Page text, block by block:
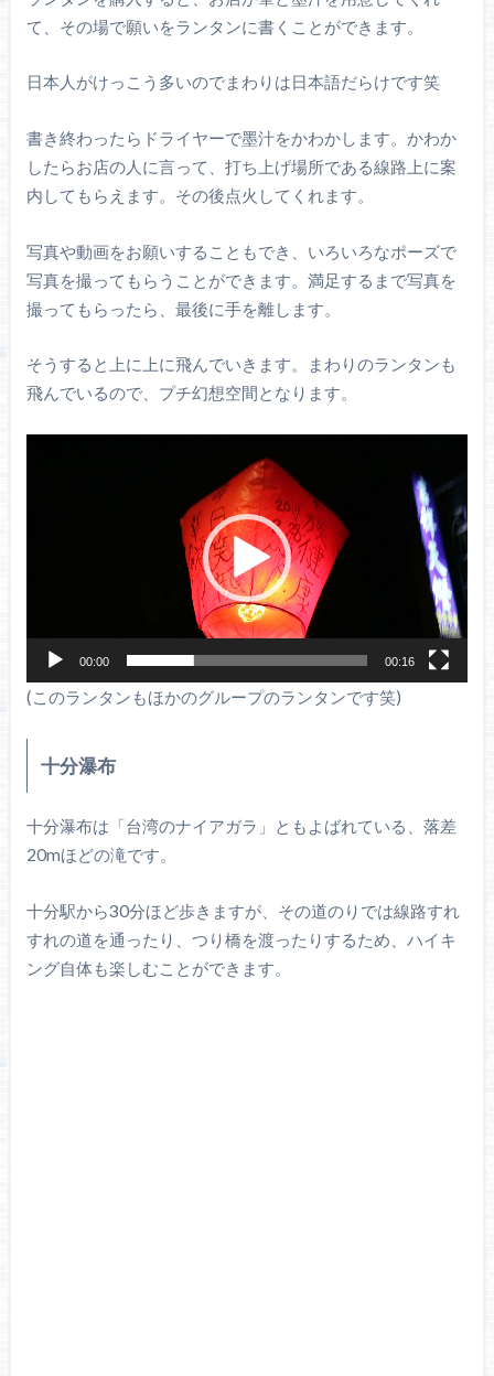
て、その場で願いをランタンに書くことができます。
日本人がけっこう多いのでまわりは日本語だらけです笑
書き終わったらドライヤーで墨汁をかわかします。かわか
したらお店の人に言って、打ち上げ場所である線路上に案
内してもらえます。その後点火してくれます。
写真や動画をお願いすることもでき、いろいろなポーズで
写真を撮ってもらうことができます。満足するまで写真を
撮ってもらったら、最後に手を離します。
そうすると上に上に飛んでいきます。まわりのランタンも
飛んでいるので、プチ幻想空間となります。
00:00 00:16
(このランタンもほかのグループのランタンです笑)
十分瀑布
十分瀑布は「台湾のナイアガラ」ともよばれている、落差
20mほどの滝です。
十分駅から30分ほど歩きますが、その道のりでは線路すれ
すれの道を通ったり、つり橋を渡ったりするため、ハイキ
ング自体も楽しむことができます。